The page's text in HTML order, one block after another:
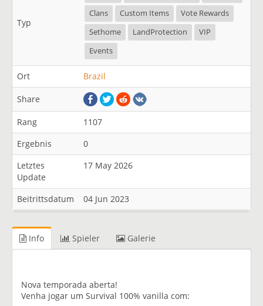
Typ
Clans
Custom Items
Vote Rewards
Sethome
LandProtection
VIP
Events
Ort Brazil
Share
Rang
1107
Ergebnis
0
Letztes
Update
17 May 2026
Beitrittsdatum 04 Jun 2023
Info Spieler Galerie
Nova temporada aberta!
Venha jogar um Survival 100% vanilla com: